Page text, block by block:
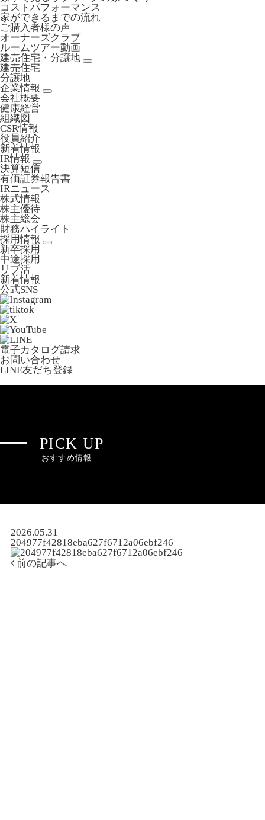
コストパフォーマンス
家ができるまでの流れ
ご購入者様の声
オーナーズクラブ
ルームツアー動画
建売住宅・分譲地
建売住宅
分譲地
企業情報
会社概要
健康経営
組織図
CSR情報
役員紹介
新着情報
IR情報
決算短信
有価証券報告書
IRニュース
株式情報
株主優待
株主総会
財務ハイライト
採用情報
新卒採用
中途採用
リブ活
新着情報
公式SNS
電子カタログ請求
お問い合わせ
LINE友だち登録
PICK UP
おすすめ情報
2026.05.31
204977f42818eba627f6712a06ebf246
前の記事へ